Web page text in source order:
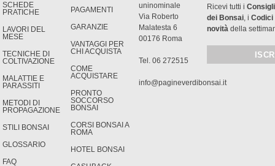
SCHEDE
PRATICHE
LAVORI DEL
MESE
TECNICHE DI
COLTIVAZIONE
MALATTIE E
PARASSITI
METODI DI
PROPAGAZIONE
STILI BONSAI
GLOSSARIO
FAQ
PAGAMENTI
GARANZIE
VANTAGGI PER
CHI ACQUISTA
COME
ACQUISTARE
PRONTO
SOCCORSO
BONSAI
CORSI BONSAI A
ROMA
HOTEL BONSAI
uninominale
Via Roberto
Malatesta 6
00176 Roma
Tel. 06 272515
info@pagineverdibonsai.it
Ricevi tutti i
dei Bonsai, iCodici
novità della